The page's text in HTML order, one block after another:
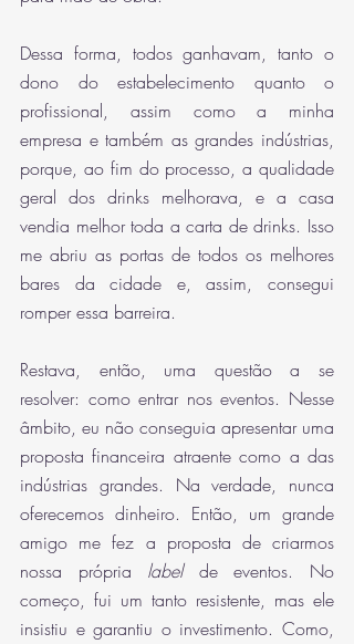
Dessa forma, todos ganhavam, tanto o
dono do estabelecimento quanto o
profissional, assim como a minha
empresa e também as grandes indústrias,
porque, ao fim do processo, a qualidade
geral dos drinks melhorava, e a casa
vendia melhor toda a carta de drinks. Isso
me abriu as portas de todos os melhores
bares da cidade e, assim, consegui
romper essa barreira.
Restava, então, uma questão a se
resolver: como entrar nos eventos. Nesse
âmbito, eu não conseguia apresentar uma
proposta financeira atraente como a das
indústrias grandes. Na verdade, nunca
oferecemos dinheiro. Então, um grande
amigo me fez a proposta de criarmos
nossa própria label de eventos. No
começo, fui um tanto resistente, mas ele
insistiu e garantiu o investimento. Como,